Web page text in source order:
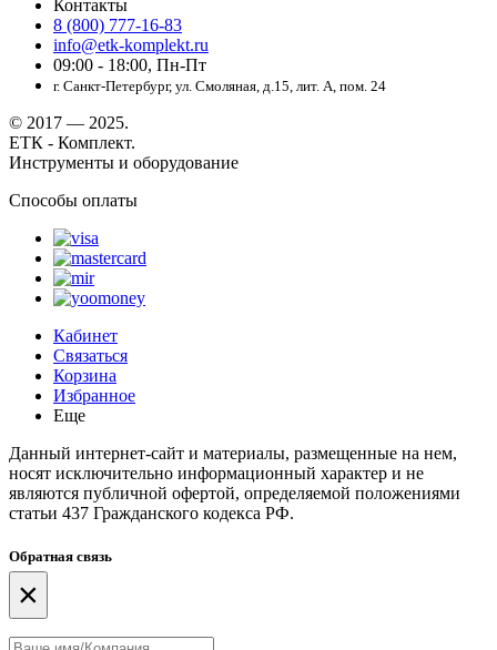
Контакты
8 (800) 777-16-83
info@etk-komplekt.ru
09:00 - 18:00, Пн-Пт
г. Санкт-Петербург, ул. Смоляная, д.15, лит. А, пом. 24
© 2017 — 2025.
ЕТК - Комплект.
Инструменты и оборудование
Способы оплаты
Кабинет
Связаться
Корзина
Избранное
Еще
Данный интернет-сайт и материалы, размещенные на нем,
носят исключительно информационный характер и не
являются публичной офертой, определяемой положениями
статьи 437 Гражданского кодекса РФ.
Обратная связь
×